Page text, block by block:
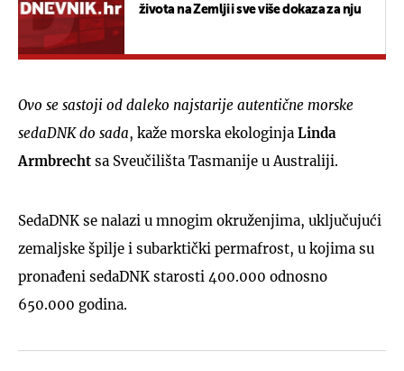
života na Zemlji i sve više dokaza za nju
Ovo se sastoji od daleko najstarije autentične morske
sedaDNK do sada, kaže morska ekologinja Linda
Armbrecht sa Sveučilišta Tasmanije u Australiji.
SedaDNK se nalazi u mnogim okruženjima, uključujući
zemaljske špilje i subarktički permafrost, u kojima su
pronađeni sedaDNK starosti 400.000 odnosno
650.000 godina.